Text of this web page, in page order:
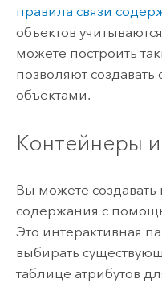
правила связи
объектов
можете построить
позволяют
объектами.
Контейнеры
Вы можете создавать
содержания с
Это интерактивная
выбирать
таблице атрибутов